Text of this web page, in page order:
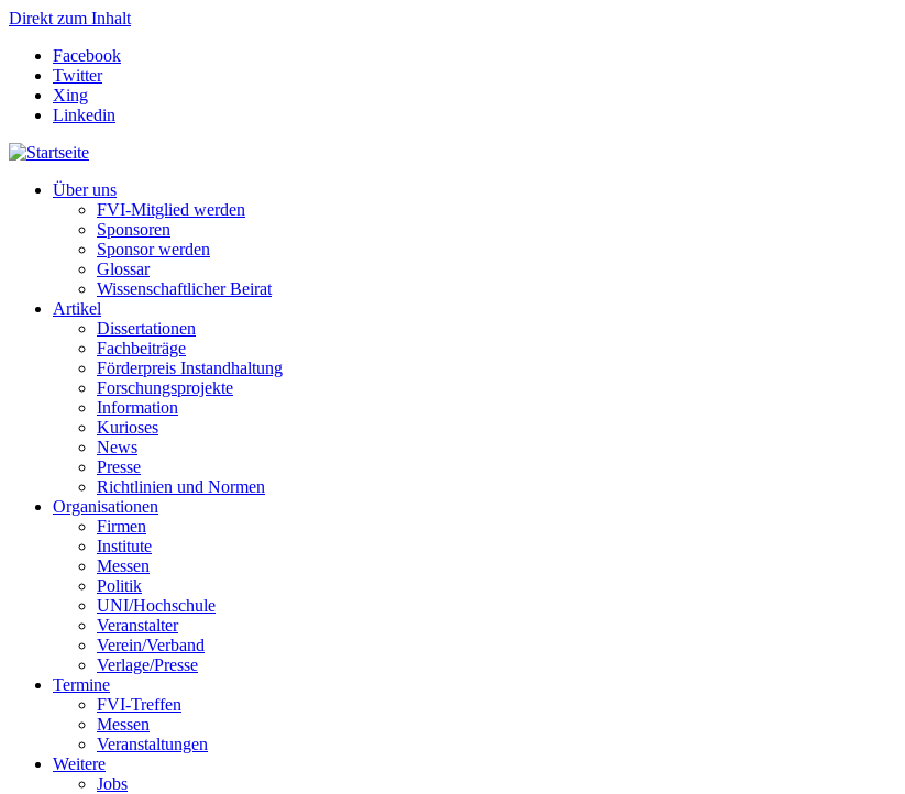
Direkt zum Inhalt
Facebook
Twitter
Xing
Linkedin
Über uns
FVI-Mitglied werden
Sponsoren
Sponsor werden
Glossar
Wissenschaftlicher Beirat
Artikel
Dissertationen
Fachbeiträge
Förderpreis Instandhaltung
Forschungsprojekte
Information
Kurioses
News
Presse
Richtlinien und Normen
Organisationen
Firmen
Institute
Messen
Politik
UNI/Hochschule
Veranstalter
Verein/Verband
Verlage/Presse
Termine
FVI-Treffen
Messen
Veranstaltungen
Weitere
Jobs